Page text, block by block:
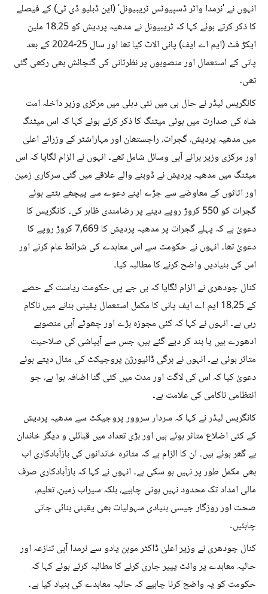
انہوں نے 'نرمدا واٹر ڈسپیوٹس ٹریبیونل' (این ڈبلیو ڈی ٹی) کے فیصلے
کا ذکر کرتے ہوئے کہا کہ ٹریبیونل نے مدھیہ پردیش کو 18.25 ملین
ایکڑ فٹ (ایم اے ایف) پانی الاٹ کیا تھا اور سال 25-2024 کے بعد
پانی کے استعمال اور منصوبوں پر نظرثانی کی گنجائش بھی رکھی گئی
تھی۔
کانگریس لیڈر نے حال ہی میں نئی دہلی میں مرکزی وزیر داخلہ امت
شاہ کی صدارت میں ہوئی میٹنگ کا ذکر کرتے ہوئے کہا کہ اس میٹنگ
میں مدھیہ پردیش، گجرات، راجستھان اور مہاراشٹر کے وزرائے اعلیٰ
اور مرکزی وزیر برائے آبی وسائل شامل تھے۔ انہوں نے الزام لگایا کہ اس
میٹنگ میں مدھیہ پردیش نے ڈوبنے والے علاقے میں گئی سرکاری زمین
اور اثاثوں کے معاوضے سے جڑے اپنے دعوے سے پیچھے ہٹتے ہوئے
گجرات کو 550 کروڑ روپے دینے پر رضامندی ظاہر کی۔ کانگریس کا
دعویٰ ہے کہ پہلے گجرات پر مدھیہ پردیش کا 7,669 کروڑ روپے کا
دعویٰ تھا۔ انہوں نے حکومت سے اس معاہدے کی شرائط عام کرنے اور
اس کی بنیادیں واضح کرنے کا مطالبہ کیا۔
کنال چودھری نے الزام لگایا کہ بی جے پی حکومت ریاست کے حصے
کے 18.25 ایم اے ایف پانی کا مکمل استعمال یقینی بنانے میں ناکام
رہی ہے۔ انہوں نے کہا کہ کئی مجوزہ بڑے اور چھوٹے آبی منصوبے
ادھورے ہیں یا بند کر دیے گئے ہیں، جس سے آبپاشی کی صلاحیت
متاثر ہوئی ہے۔ انہوں نے برگی ڈائیورژن پروجیکٹ کی مثال دیتے ہوئے
دعویٰ کیا کہ اس کی لاگت اور مدت میں کئی گنا اضافہ ہوا ہے، جو
انتظامی ناکامی کی علامت ہے۔
کانگریس لیڈر نے کہا کہ سردار سروور پروجیکٹ سے مدھیہ پردیش
کے کئی اضلاع متاثر ہوئے ہیں اور بڑی تعداد میں قبائلی و دیگر خاندان
بے گھر ہوئے ہیں۔ ان کا الزام ہے کہ متاثرہ خاندانوں کی بازآبادکاری اب
بھی مکمل طور پر نہیں ہو سکی ہے۔ انہوں نے کہا کہ بازآبادکاری صرف
مالی امداد تک محدود نہیں ہونی چاہیے، بلکہ سیراب زمین، تعلیم،
صحت اور روزگار جیسی بنیادی سہولیات بھی یقینی بنائی جانی
چاہئیں۔
کنال چودھری نے وزیر اعلیٰ ڈاکٹر موہن یادو سے نرمدا آبی تنازعہ اور
حالیہ معاہدے پر وائٹ پیپر جاری کرنے کا مطالبہ کرتے ہوئے کہا کہ
حکومت کو یہ واضح کرنا چاہیے کہ حالیہ معاہدے کی بنیاد کیا ہے۔